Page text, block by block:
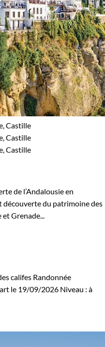
de l’Andalousie en
découverte du patrimoine des
Grenade...
califes Randonnée
le 19/09/2026 Niveau : à